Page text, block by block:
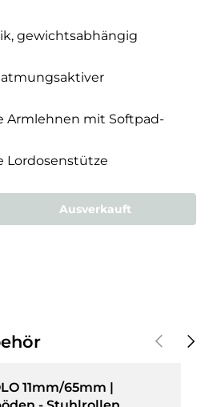
gewichtsabhängig
Armlehnen mit Softpad-
Lordosenstütze
erhöhen Ausverkauft
Vorherige
11mm/65mm |